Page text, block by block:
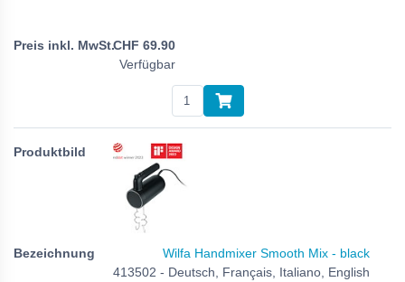
CHF 69.90
Verfügbar
Wilfa Handmixer Smooth Mix - black
413502 - Deutsch, Français, Italiano, English